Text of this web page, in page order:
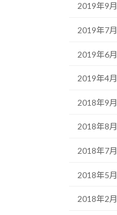
2019年9月
2019年7月
2019年6月
2019年4月
2018年9月
2018年8月
2018年7月
2018年5月
2018年2月